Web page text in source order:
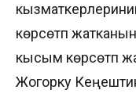
көрсөтүп
кысым көрсөтүп
Жогорку